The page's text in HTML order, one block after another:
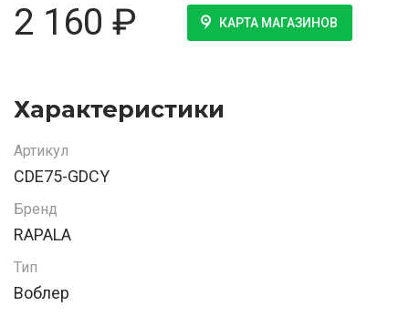
2 160 ₽ КАРТА МАГАЗИНОВ
Характеристики
Артикул
CDE75-GDCY
Бренд
RAPALA
Тип
Воблер